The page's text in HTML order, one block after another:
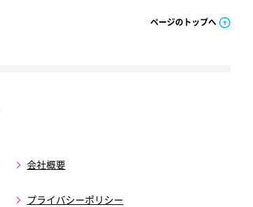
ページのトップへ
会社概要
プライバシーポリシー